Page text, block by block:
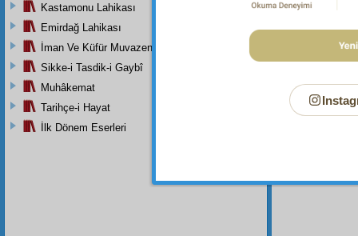
Kastamonu Lahikası
Emirdağ Lahikası
İman Ve Küfür Muvazeneleri
Sikke-i Tasdik-i Gaybî
Muhâkemat
Tarihçe-i Hayat
İlk Dönem Eserleri